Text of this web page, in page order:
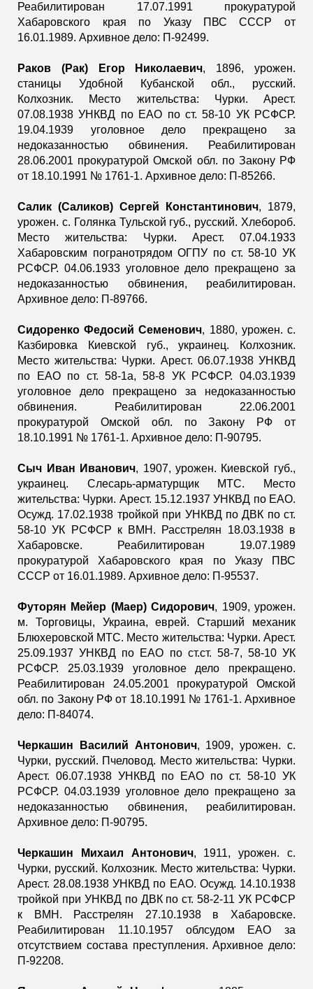
Реабилитирован 17.07.1991 прокуратурой
Хабаровского края по Указу ПВС СССР от
16.01.1989. Архивное дело: П-92499.
Раков (Рак) Егор Николаевич, 1896, урожен.
станицы Удобной Кубанской обл., русский.
Колхозник. Место жительства: Чурки. Арест.
07.08.1938 УНКВД по ЕАО по ст. 58-10 УК РСФСР.
19.04.1939 уголовное дело прекращено за
недоказанностью обвинения. Реабилитирован
28.06.2001 прокуратурой Омской обл. по Закону РФ
от 18.10.1991 № 1761-1. Архивное дело: П-85266.
Салик (Саликов) Сергей Константинович, 1879,
урожен. с. Голянка Тульской губ., русский. Хлебороб.
Место жительства: Чурки. Арест. 07.04.1933
Хабаровским погранотрядом ОГПУ по ст. 58-10 УК
РСФСР. 04.06.1933 уголовное дело прекращено за
недоказанностью обвинения, реабилитирован.
Архивное дело: П-89766.
Сидоренко Федосий Семенович, 1880, урожен. с.
Казбировка Киевской губ., украинец. Колхозник.
Место жительства: Чурки. Арест. 06.07.1938 УНКВД
по ЕАО по ст. 58-1а, 58-8 УК РСФСР. 04.03.1939
уголовное дело прекращено за недоказанностью
обвинения. Реабилитирован 22.06.2001
прокуратурой Омской обл. по Закону РФ от
18.10.1991 № 1761-1. Архивное дело: П-90795.
Сыч Иван Иванович, 1907, урожен. Киевской губ.,
украинец. Слесарь-арматурщик МТС. Место
жительства: Чурки. Арест. 15.12.1937 УНКВД по ЕАО.
Осужд. 17.02.1938 тройкой при УНКВД по ДВК по ст.
58-10 УК РСФСР к ВМН. Расстрелян 18.03.1938 в
Хабаровске. Реабилитирован 19.07.1989
прокуратурой Хабаровского края по Указу ПВС
СССР от 16.01.1989. Архивное дело: П-95537.
Футорян Мейер (Маер) Сидорович, 1909, урожен.
м. Торговицы, Украина, еврей. Старший механик
Блюхеровской МТС. Место жительства: Чурки. Арест.
25.09.1937 УНКВД по ЕАО по ст.ст. 58-7, 58-10 УК
РСФСР. 25.03.1939 уголовное дело прекращено.
Реабилитирован 24.05.2001 прокуратурой Омской
обл. по Закону РФ от 18.10.1991 № 1761-1. Архивное
дело: П-84074.
Черкашин Василий Антонович, 1909, урожен. с.
Чурки, русский. Пчеловод. Место жительства: Чурки.
Арест. 06.07.1938 УНКВД по ЕАО по ст. 58-10 УК
РСФСР. 04.03.1939 уголовное дело прекращено за
недоказанностью обвинения, реабилитирован.
Архивное дело: П-90795.
Черкашин Михаил Антонович, 1911, урожен. с.
Чурки, русский. Колхозник. Место жительства: Чурки.
Арест. 28.08.1938 УНКВД по ЕАО. Осужд. 14.10.1938
тройкой при УНКВД по ДВК по ст. 58-2-11 УК РСФСР
к ВМН. Расстрелян 27.10.1938 в Хабаровске.
Реабилитирован 11.10.1957 облсудом ЕАО за
отсутствием состава преступления. Архивное дело:
П-92208.